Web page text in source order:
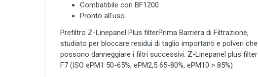
Combatibile con BF1200
Pronto all'uso
Prefiltro Z-Linepanel Plus filterPrima Barriera di Filtrazione,
studiato per bloccare residui di taglio importanti e polveri che
possono danneggiare i filtri successivi. Z-Linepanel plus filter
F7 (ISO ePM1 50-65%, ePM2,5 65-80%, ePM10 > 85%)